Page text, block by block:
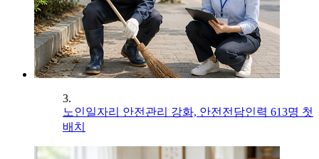
3.
노인일자리 안전관리 강화, 안전전담인력 613명 첫
배치